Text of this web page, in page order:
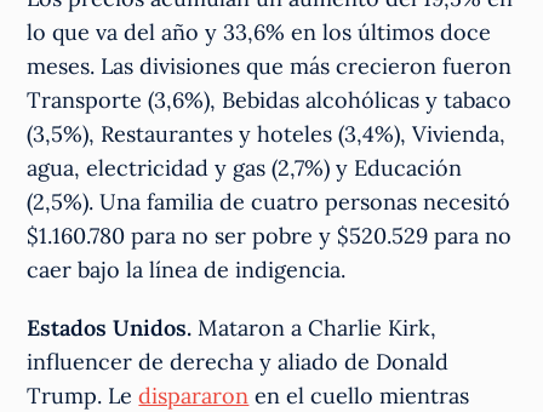
lo que va del año y 33,6% en los últimos doce
meses. Las divisiones que más crecieron fueron
Transporte (3,6%), Bebidas alcohólicas y tabaco
(3,5%), Restaurantes y hoteles (3,4%), Vivienda,
agua, electricidad y gas (2,7%) y Educación
(2,5%). Una familia de cuatro personas necesitó
$1.160.780 para no ser pobre y $520.529 para no
caer bajo la línea de indigencia.
Estados Unidos. Mataron a Charlie Kirk,
influencer de derecha y aliado de Donald
Trump. Ledispararon en el cuello mientras